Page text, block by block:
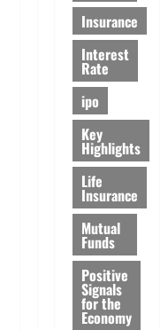
Insurance
Interest
Rate
ipo
Key
Highlights
Life
Insurance
Mutual
Funds
Positive
Signals
for the
Economy